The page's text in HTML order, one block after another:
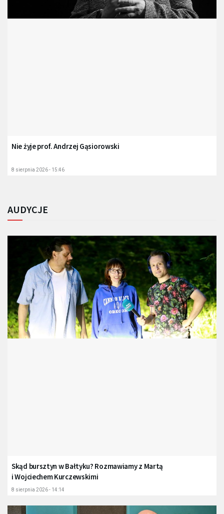
Nie żyje prof. Andrzej Gąsiorowski
8 sierpnia 2026 - 15:46
AUDYCJE
Skąd bursztyn w Bałtyku? Rozmawiamy z Martą
i Wojciechem Kurczewskimi
8 sierpnia 2026 - 14:14